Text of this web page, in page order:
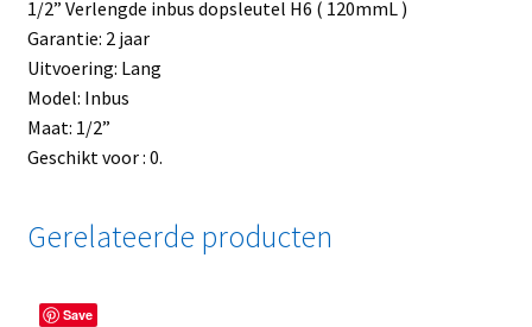
1/2” Verlengde inbus dopsleutel H6 ( 120mmL )
Garantie: 2 jaar
Uitvoering: Lang
Model: Inbus
Maat: 1/2”
Geschikt voor : 0.
Gerelateerde producten
Save